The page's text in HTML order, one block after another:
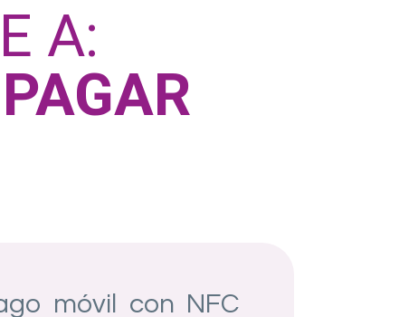
A:
móvil con NFC